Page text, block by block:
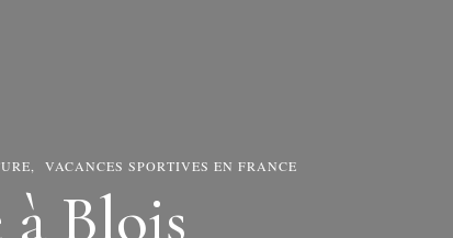
VACANCES SPORTIVES EN FRANCE
Blois